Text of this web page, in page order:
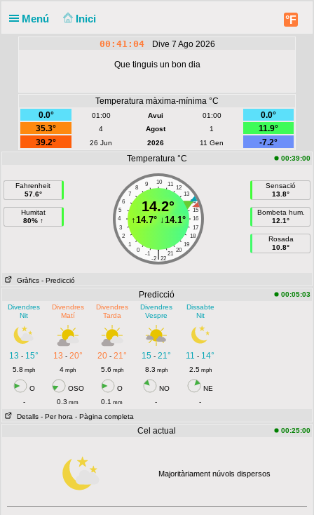
Menú Inici °F
00:41:04 Dive 7 Ago 2026
Que tinguis un bon dia
Temperatura màxima-mínima °C
0.0°
01:00 Avui 01:00
0.0°
35.3°
4 Agost 1
11.9°
39.2°
26 Jun 2026 11 Gen
-7.2°
Temperatura °C
00:39:00
Fahrenheit
57.6°
Humitat
80% ↑
10
9 11
8
12
7
13
6
14
5
15
4
16
3
17
2
18
1
19
0
20
-1 21
|
-2 22
14.2°
↑14.7°↓14.1°
Sensació
13.8°
Bombeta hum.
12.1°
Rosada
10.8°
Gràfics - Predicció
Predicció
00:05:03
Divendres
Nit
Divendres
Matí
Divendres
Tarda
Divendres
Vespre
Dissabte
Nit
13 - 15° 13 - 20° 20- 21° 15- 21° 11 - 14°
5.8 mph 4 mph 5.6 mph 8.3 mph 2.5mph
O OSO O NO
NE
-
0.3 mm 0.1 mm -
-
Detalls - Per hora - Pàgina completa
Cel actual 00:25:00
Majoritàriament núvols dispersos